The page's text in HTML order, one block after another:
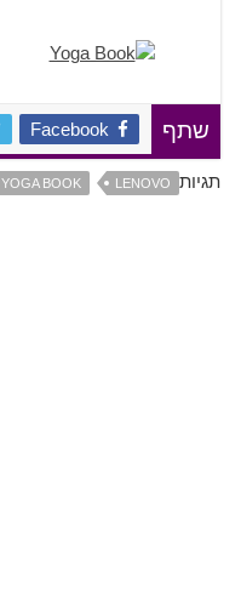
שתף Facebook
תגיות LENOVO
YOGA BOOK